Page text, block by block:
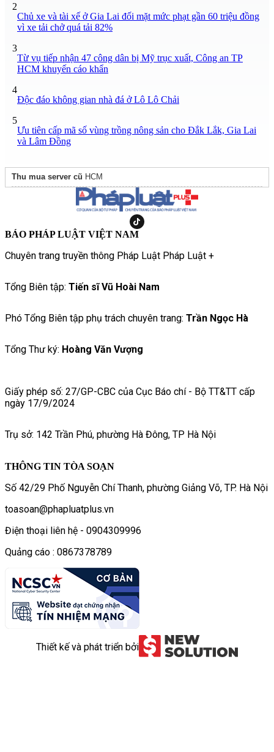
2
Chủ xe và tài xế ở Gia Lai đối mặt mức phạt gần 60 triệu đồng
vì xe tải chở quá tải 82%
3
Từ vụ tiếp nhận 47 công dân bị Mỹ trục xuất, Công an TP
HCM khuyến cáo khẩn
4
Độc đáo không gian nhà đá ở Lô Lô Chải
5
Ưu tiên cấp mã số vùng trồng nông sản cho Đắk Lắk, Gia Lai
và Lâm Đồng
Thu mua server cũ HCM
BÁO PHÁP LUẬT VIỆT NAM
Chuyên trang truyền thông Pháp Luật Pháp Luật +
Tổng Biên tập: Tiến sĩ Vũ Hoài Nam
Phó Tổng Biên tập phụ trách chuyên trang: Trần Ngọc Hà
Tổng Thư ký: Hoàng Văn Vượng
Giấy phép số: 27/GP-CBC của Cục Báo chí - Bộ TT&TT cấp
ngày 17/9/2024
Trụ sở: 142 Trần Phú, phường Hà Đông, TP Hà Nội
THÔNG TIN TÒA SOẠN
Số 42/29 Phố Nguyễn Chí Thanh, phường Giảng Võ, TP. Hà Nội
toasoan@phapluatplus.vn
Điện thoại liên hệ - 0904309996
Quảng cáo : 0867378789
Thiết kế và phát triển bởi